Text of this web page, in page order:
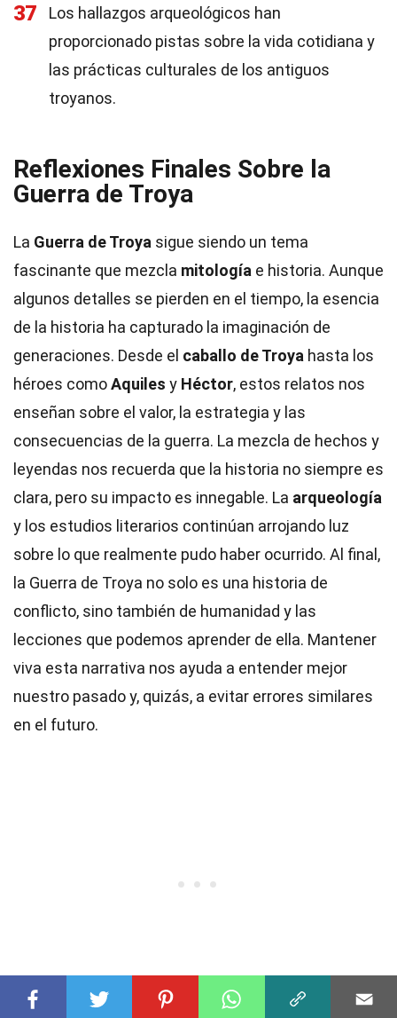
37
Los hallazgos arqueológicos han
proporcionado pistas sobre la vida cotidiana y
las prácticas culturales de los antiguos
troyanos.
Reflexiones Finales Sobre la
Guerra de Troya
La Guerra de Troya sigue siendo un tema
fascinante que mezcla mitología e historia. Aunque
algunos detalles se pierden en el tiempo, la esencia
de la historia ha capturado la imaginación de
generaciones. Desde el caballo de Troya hasta los
héroes comoAquiles y Héctor, estos relatos nos
enseñan sobre el valor, la estrategia y las
consecuencias de la guerra. La mezcla de hechos y
leyendas nos recuerda que la historia no siempre es
clara, pero su impacto es innegable. La arqueología
y los estudios literarios continúan arrojando luz
sobre lo que realmente pudo haber ocurrido. Al final,
la Guerra de Troya no solo es una historia de
conflicto, sino también de humanidad y las
lecciones que podemos aprender de ella. Mantener
viva esta narrativa nos ayuda a entender mejor
nuestro pasado y, quizás, a evitar errores similares
en el futuro.